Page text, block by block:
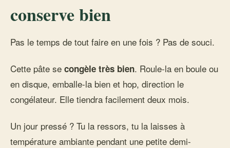
conserve bien
Pas le temps de tout faire en une fois ? Pas de souci.
Cette pâte se congèle très bien. Roule-la en boule ou
en disque, emballe-la bien et hop, direction le
congélateur. Elle tiendra facilement deux mois.
Un jour pressé ? Tu la ressors, tu la laisses à
température ambiante pendant une petite demi-